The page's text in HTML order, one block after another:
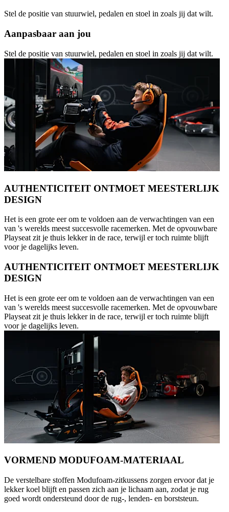
Stel de positie van stuurwiel, pedalen en stoel in zoals jij dat wilt.
Aanpasbaar aan jou
Stel de positie van stuurwiel, pedalen en stoel in zoals jij dat wilt.
AUTHENTICITEIT ONTMOET MEESTERLIJK
DESIGN
Het is een grote eer om te voldoen aan de verwachtingen van een
van 's werelds meest succesvolle racemerken. Met de opvouwbare
Playseat zit je thuis lekker in de race, terwijl er toch ruimte blijft
voor je dagelijks leven.
AUTHENTICITEIT ONTMOET MEESTERLIJK
DESIGN
Het is een grote eer om te voldoen aan de verwachtingen van een
van 's werelds meest succesvolle racemerken. Met de opvouwbare
Playseat zit je thuis lekker in de race, terwijl er toch ruimte blijft
voor je dagelijks leven.
VORMEND MODUFOAM-MATERIAAL
De verstelbare stoffen Modufoam-zitkussens zorgen ervoor dat je
lekker koel blijft en passen zich aan je lichaam aan, zodat je rug
goed wordt ondersteund door de rug-, lenden- en borststeun.